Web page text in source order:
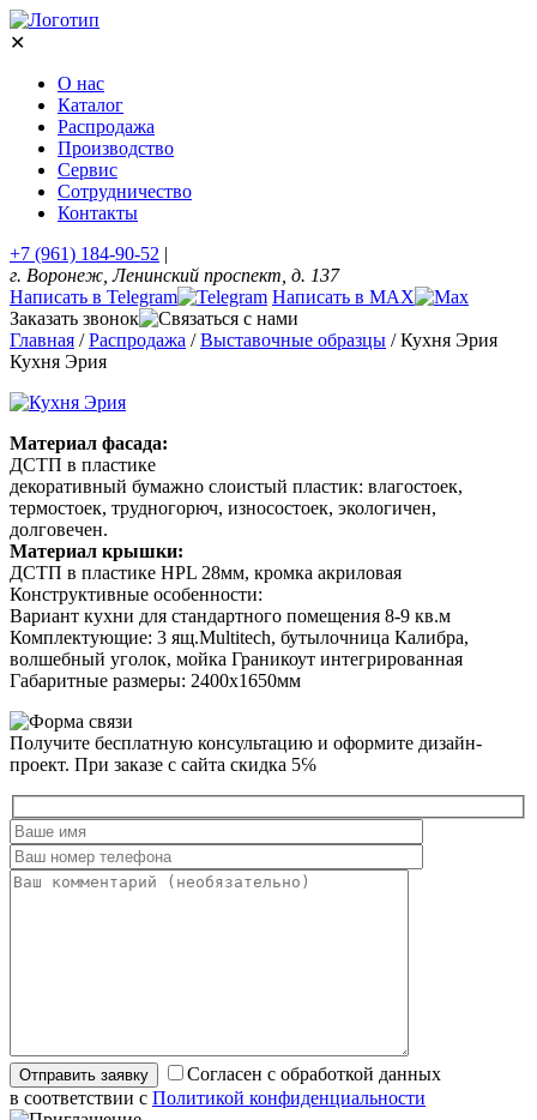
✕
О нас
Каталог
Распродажа
Производство
Сервис
Сотрудничество
Контакты
+7 (961) 184-90-52 |
г. Воронеж, Ленинский проспект, д. 137
Написать в Telegram
Написать в MAX
Заказать звонок
Главная /Распродажа /Выставочные образцы /Кухня Эрия
Кухня Эрия
Материал фасада:
ДСТП в пластике
декоративный бумажно слоистый пластик: влагостоек,
термостоек, трудногорюч, износостоек, экологичен,
долговечен.
Материал крышки:
ДСТП в пластике НРL 28мм, кромка акриловая
Конструктивные особенности:
Вариант кухни для стандартного помещения 8-9 кв.м
Комплектующие: 3 ящ.Multitech, бутылочница Калибра,
волшебный уголок, мойка Граникоут интегрированная
Габаритные размеры: 2400х1650мм
Получите бесплатную консультацию и оформите дизайн-
проект. При заказе с сайта скидка 5℅
Согласен с обработкой данных
в соответствии с Политикой конфиденциальности